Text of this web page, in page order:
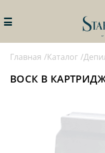
STAR BEAUTY
ЛИЧНЫЙ КАБИНЕТ
Главная Каталог
ВОСК В